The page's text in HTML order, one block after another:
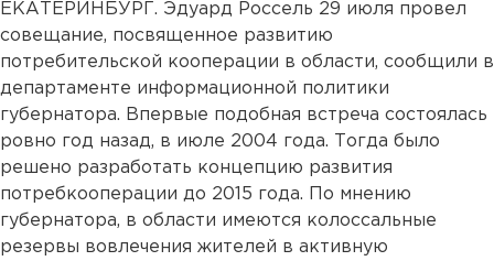
ЕКАТЕРИНБУРГ. Эдуард Россель 29 июля провел
совещание, посвященное развитию
потребительской кооперации в области, сообщили в
департаменте информационной политики
губернатора. Впервые подобная встреча состоялась
ровно год назад, в июле 2004 года. Тогда было
решено разработать концепцию развития
потребкооперации до 2015 года. По мнению
губернатора, в области имеются колоссальные
резервы вовлечения жителей в активную